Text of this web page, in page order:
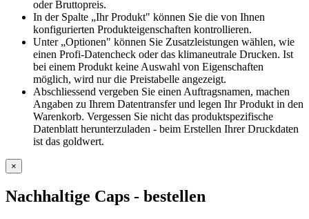
oder Bruttopreis.
In der Spalte „Ihr Produkt" können Sie die von Ihnen
konfigurierten Produkteigenschaften kontrollieren.
Unter „Optionen" können Sie Zusatzleistungen wählen, wie
einen Profi-Datencheck oder das klimaneutrale Drucken. Ist
bei einem Produkt keine Auswahl von Eigenschaften
möglich, wird nur die Preistabelle angezeigt.
Abschliessend vergeben Sie einen Auftragsnamen, machen
Angaben zu Ihrem Datentransfer und legen Ihr Produkt in den
Warenkorb. Vergessen Sie nicht das produktspezifische
Datenblatt herunterzuladen - beim Erstellen Ihrer Druckdaten
ist das goldwert.
×
Nachhaltige Caps - bestellen